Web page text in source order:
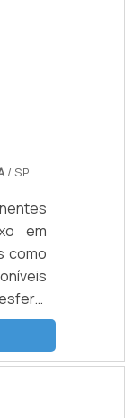
no
alta
de
é
/ SP
em
como